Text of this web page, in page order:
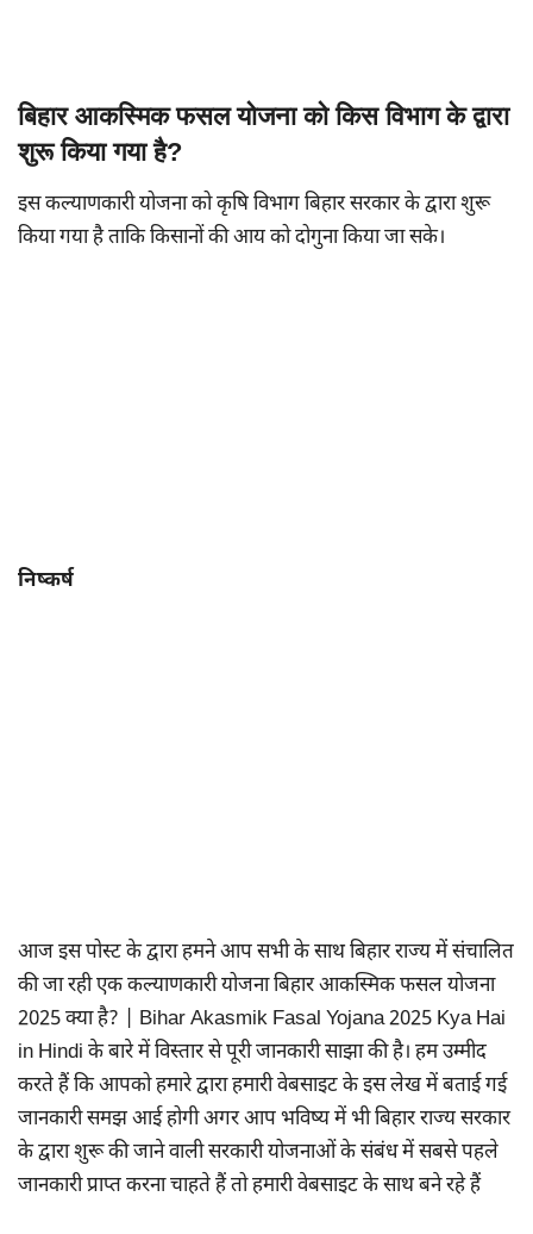
बिहार आकस्मिक फसल योजना को किस विभाग के द्वारा
शुरू किया गया है?
इस कल्याणकारी योजना को कृषि विभाग बिहार सरकार के द्वारा शुरू
किया गया है ताकि किसानों की आय को दोगुना किया जा सके।
निष्कर्ष
आज इस पोस्ट के द्वारा हमने आप सभी के साथ बिहार राज्य में संचालित
की जा रही एक कल्याणकारी योजना बिहार आकस्मिक फसल योजना
2025 क्या है? | Bihar Akasmik Fasal Yojana 2025 Kya Hai
in Hindi के बारे में विस्तार से पूरी जानकारी साझा की है। हम उम्मीद
करते हैं कि आपको हमारे द्वारा हमारी वेबसाइट के इस लेख में बताई गई
जानकारी समझ आई होगी अगर आप भविष्य में भी बिहार राज्य सरकार
के द्वारा शुरू की जाने वाली सरकारी योजनाओं के संबंध में सबसे पहले
जानकारी प्राप्त करना चाहते हैं तो हमारी वेबसाइट के साथ बने रहे हैं